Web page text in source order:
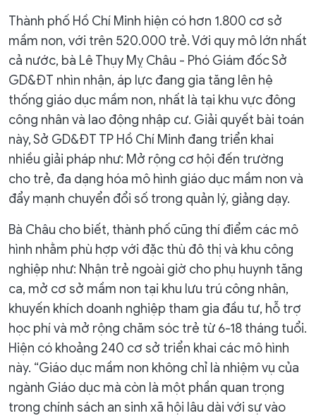
Thành phố Hồ Chí Minh hiện có hơn 1.800 cơ sở
mầm non, với trên 520.000 trẻ. Với quy mô lớn nhất
cả nước, bà Lê Thụy Mỵ Châu - Phó Giám đốc Sở
GD&ĐT nhìn nhận, áp lực đang gia tăng lên hệ
thống giáo dục mầm non, nhất là tại khu vực đông
công nhân và lao động nhập cư. Giải quyết bài toán
này, Sở GD&ĐT TP Hồ Chí Minh đang triển khai
nhiều giải pháp như: Mở rộng cơ hội đến trường
cho trẻ, đa dạng hóa mô hình giáo dục mầm non và
đẩy mạnh chuyển đổi số trong quản lý, giảng dạy.
Bà Châu cho biết, thành phố cũng thí điểm các mô
hình nhằm phù hợp với đặc thù đô thị và khu công
nghiệp như: Nhận trẻ ngoài giờ cho phụ huynh tăng
ca, mở cơ sở mầm non tại khu lưu trú công nhân,
khuyến khích doanh nghiệp tham gia đầu tư, hỗ trợ
học phí và mở rộng chăm sóc trẻ từ 6-18 tháng tuổi.
Hiện có khoảng 240 cơ sở triển khai các mô hình
này. “Giáo dục mầm non không chỉ là nhiệm vụ của
ngành Giáo dục mà còn là một phần quan trọng
trong chính sách an sinh xã hội lâu dài với sự vào